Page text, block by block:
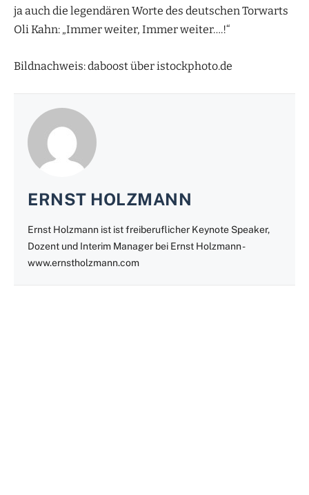
ja auch die legendären Worte des deutschen Torwarts
Oli Kahn: „Immer weiter, Immer weiter….!“
Bildnachweis: daboost über istockphoto.de
ERNST HOLZMANN
Ernst Holzmann ist ist freiberuflicher Keynote Speaker,
Dozent und Interim Manager bei Ernst Holzmann -
www.ernstholzmann.com